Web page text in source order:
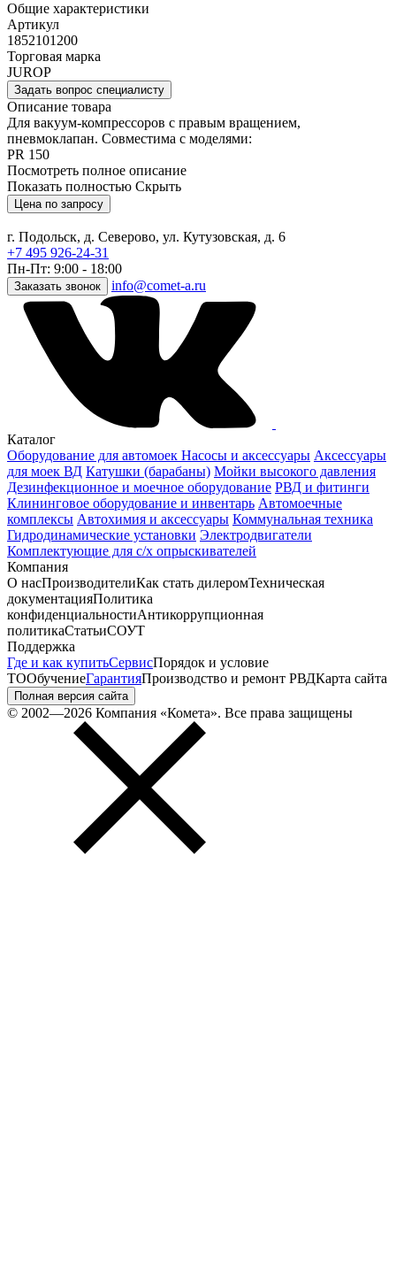
Общие характеристики
Артикул
1852101200
Торговая марка
JUROP
Задать вопрос специалисту
Описание товара
Для вакуум-компрессоров с правым вращением,
пневмоклапан. Совместима с моделями:
PR 150
Посмотреть полное описание
Показать полностью Скрыть
Цена по запросу
г. Подольск, д. Северово, ул. Кутузовская, д. 6
+7 495 926-24-31
Пн-Пт: 9:00 - 18:00
Заказать звонок info@comet-a.ru
Каталог
Оборудование для автомоек Насосы и аксессуары Аксессуары
для моек ВД Катушки (барабаны) Мойки высокого давления
Дезинфекционное и моечное оборудование РВД и фитинги
Клининговое оборудование и инвентарь Автомоечные
комплексы Автохимия и аксессуары Коммунальная техника
Гидродинамические установки Электродвигатели
Комплектующие для с/х опрыскивателей
Компания
О насПроизводителиКак стать дилеромТехническая
документацияПолитика
конфиденциальностиАнтикоррупционная
политикаСтатьиСОУТ
Поддержка
Где и как купитьСервисПорядок и условие
ТООбучениеГарантияПроизводство и ремонт РВДКарта сайта
Полная версия сайта
© 2002—2026 Компания «Комета». Все права защищены